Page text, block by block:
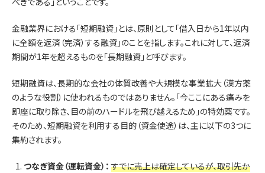
金融業界における「短期融資」とは、原則として「借入日から1年以内
に全額を返済（完済）する融資」のことを指します。これに対して、返済
期間が1年を超えるものを「長期融資」と呼びます。
短期融資は、長期的な会社の体質改善や大規模な事業拡大（漢方薬
のような役割）に使われるものではありません。「今ここにある痛みを
即座に取り除き、目の前のハードルを飛び越えるため」の特効薬です。
そのため、短期融資を利用する目的（資金使途）は、主に以下の3つに
集約されます。
つなぎ資金（運転資金）： すでに売上は確定しているが、取引先か